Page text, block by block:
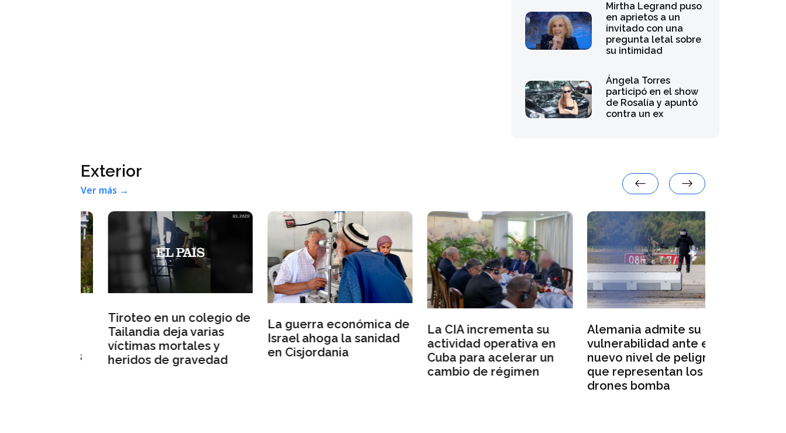
Mirtha Legrand puso
en aprietos a un
invitado con una
pregunta letal sobre
su intimidad
Ángela Torres
participó en el show
de Rosalía y apuntó
contra un ex
Exterior
Ver más →
Tiroteo en un colegio de
Tailandia deja varias
víctimas mortales y
heridos de gravedad
La guerra económica de
Israel ahoga la sanidad
en Cisjordania
La CIA incrementa su
actividad operativa en
Cuba para acelerar un
cambio de régimen
Alemania admite su
vulnerabilidad ante el
nuevo nivel de peligro
que representan los
drones bomba